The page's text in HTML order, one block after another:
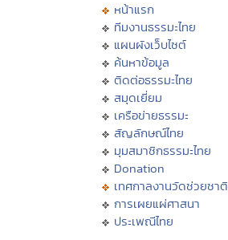
หน้าแรก
ทีมงานธรรมะไทย
แผนผังเว็บไซต์
ค้นหาข้อมูล
ติดต่อธรรมะไทย
สมุดเยี่ยม
เครือข่ายธรรมะ
สัญลักษณ์ไทย
มุมสมาชิกธรรมะไทย
Donation
เทศกาลงานวัดช่วยชาติ
การเผยแผ่ศาสนา
ประเพณีไทย